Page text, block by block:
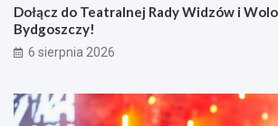
Dołącz do Teatralnej Rady Widzów i
Bydgoszczy!
6 sierpnia 2026